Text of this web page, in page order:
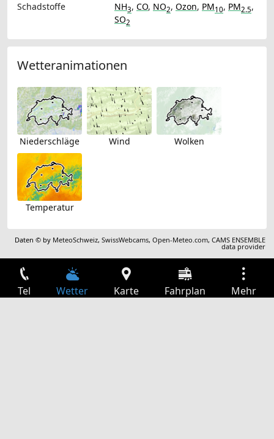
Schadstoffe
NH3, CO, NO2, Ozon, PM10, PM2.5,
SO2
Wetteranimationen
Niederschläge Wind Wolken
Temperatur
Daten © by MeteoSchweiz,SwissWebcams,Open-Meteo.com,CAMS ENSEMBLE
data provider
Tel Wetter Karte Fahrplan Mehr